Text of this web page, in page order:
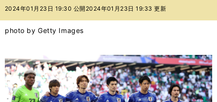
ー
バ
2024年01月23日 19:30 公開 2024年01月23日 19:33 更新
photo by Getty Images